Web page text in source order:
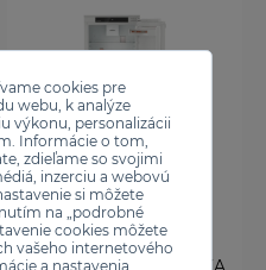
cookies pre
webu, k analýze
výkonu, personalizácii
Informácie o tom,
zdieľame so svojimi
inzerciu a webovú
si môžete
na „podrobné
cookies môžete
vašeho internetového
a nastavenia
LIEBHERR